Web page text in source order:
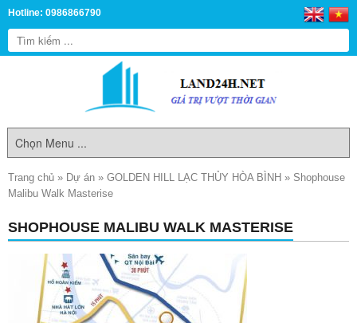
Hotline: 0986866790
Trang chủ » Dự án » GOLDEN HILL LẠC THỦY HÒA BÌNH » Shophouse
Malibu Walk Masterise
SHOPHOUSE MALIBU WALK MASTERISE